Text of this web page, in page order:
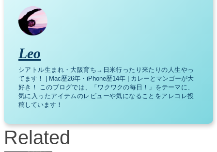
Leo
シアトル生まれ・大阪育ち→日米行ったり来たりの人生やっ
てます！ | Mac歴26年・iPhone歴14年 | カレーとマンゴーが大
好き！ このブログでは、「ワクワクの毎日！」をテーマに、
気に入ったアイテムのレビューや気になることをアレコレ投
稿しています！
Related